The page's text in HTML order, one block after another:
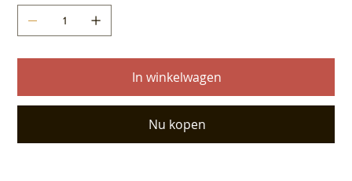
In winkelwagen
Nu kopen